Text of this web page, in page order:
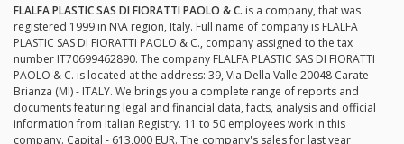
FLALFA PLASTIC SAS DI FIORATTI PAOLO & C. is a company, that was
registered 1999 in N\A region, Italy. Full name of company is FLALFA
PLASTIC SAS DI FIORATTI PAOLO & C., company assigned to the tax
number IT70699462890. The company FLALFA PLASTIC SAS DI FIORATTI
PAOLO & C. is located at the address: 39, Via Della Valle 20048 Carate
Brianza (MI) - ITALY. We brings you a complete range of reports and
documents featuring legal and financial data, facts, analysis and official
information from Italian Registry. 11 to 50 employees work in this
company. Capital - 613,000 EUR. The company's sales for last year